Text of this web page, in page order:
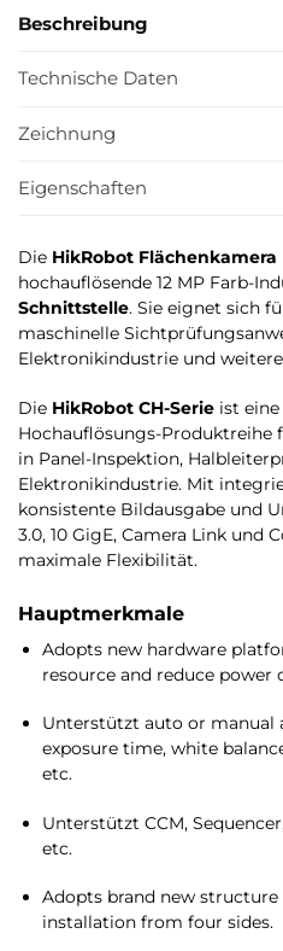
Beschreibung
Technische Daten
Zeichnung
Eigenschaften
Die HikRobot Flächenkamera
hochauflösende 12 MP Farb-
Schnittstelle. Sie eignet sich
maschinelle
Elektronikindustrie und
Die HikRobot CH-Serie ist
Hochauflösungs-Produktreihe
in Panel-Inspektion,
Elektronikindustrie. Mit
konsistente Bildausgabe und
3.0, 10 GigE, Camera Link und
maximale Flexibilität.
Hauptmerkmale
Adopts new hardware
resource and reduce power
Unterstützt auto or manual
exposure time, white
etc.
Unterstützt CCM,
etc.
Adopts brand new
installation from four sides.